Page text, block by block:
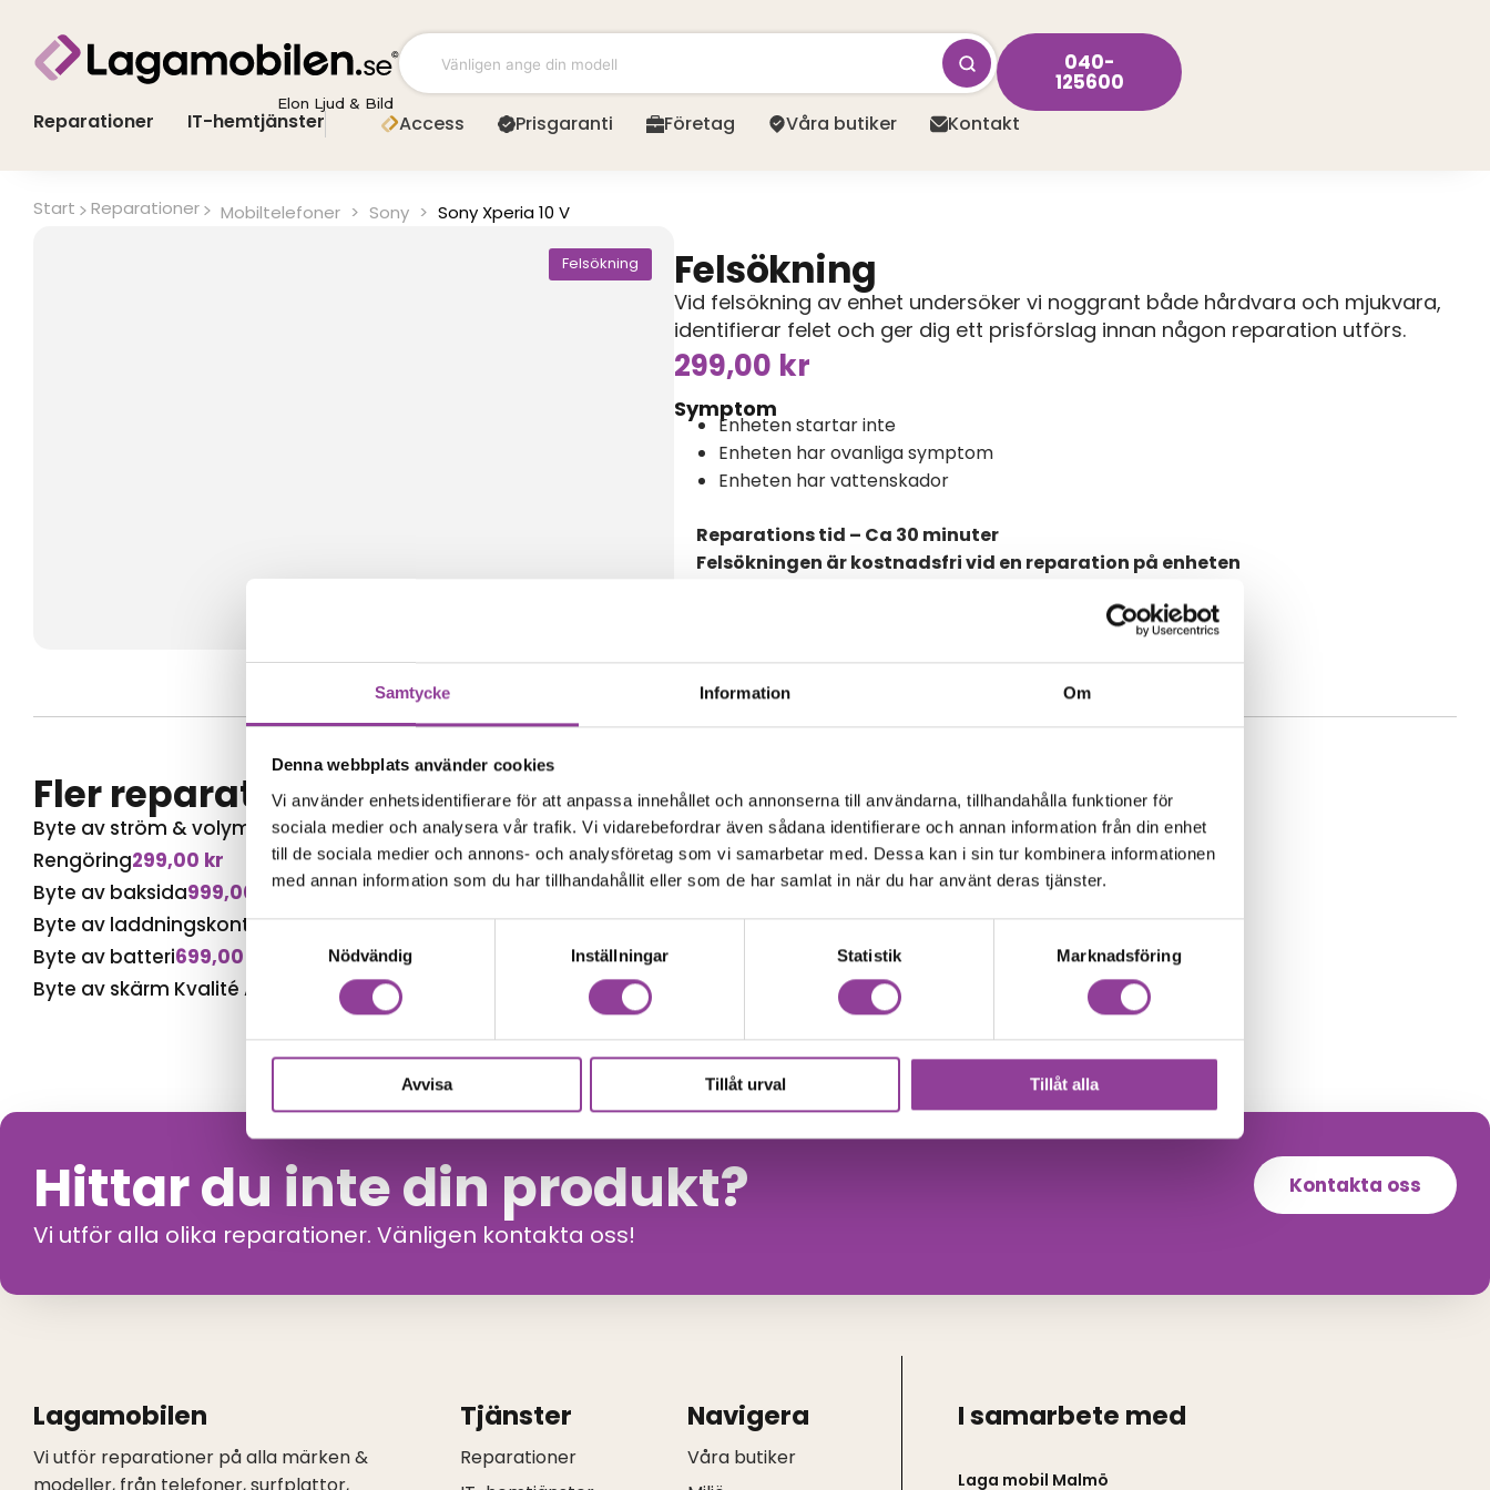
Samtycke Information Om
Denna webbplats använder cookies
Vi använder enhetsidentifierare för att anpassa innehållet och annonserna till användarna, tillhandahålla funktioner för
sociala medier och analysera vår trafik. Vi vidarebefordrar även sådana identifierare och annan information från din enhet
till de sociala medier och annons- och analysföretag som vi samarbetar med. Dessa kan i sin tur kombinera informationen
med annan information som du har tillhandahållit eller som de har samlat in när du har använt deras tjänster.
Samtyckesval
Nödvändig
Inställningar Statistik Marknadsföring
Avvisa Tillåt urval Tillåt alla
innehåll
Elon Ljud & Bild
040-
125600
Reparationer IT-hemtjänster Access Prisgaranti Företag Våra butiker Kontakt
Start Reparationer Mobiltelefoner > Sony > Sony Xperia 10 V
Felsökning Felsökning
Vid felsökning av enhet undersöker vi noggrant både hårdvara och mjukvara,
identifierar felet och ger dig ett prisförslag innan någon reparation utförs.
299,00 kr
Symptom
Enheten startar inte
Enheten har ovanliga symptom
Enheten har vattenskador
Reparations tid – Ca 30 minuter
Felsökningen är kostnadsfri vid en reparation på enheten
Fler reparationer för samma modell
Byte av ström & volym 1 199,00 kr
Rengöring299,00 kr
Byte av baksida999,00
kr
Byte av laddningskontakt899,00kr
Byte av batteri699,00
Byte av skärm Kvalité A (Original Display)
Hittar du inte din produkt?
Vi utför alla olika reparationer. Vänligen kontakta oss!
Kontakta oss
Lagamobilen
Vi utför reparationer på alla märken &
Tjänster
Reparationer
Navigera
Våra butiker
I samarbete med
Laga mobil Malmö